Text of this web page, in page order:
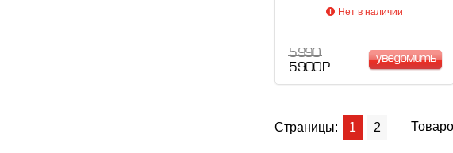
Нет в наличии
5 990
5 900 Р
уведомить
Страницы: 1 2